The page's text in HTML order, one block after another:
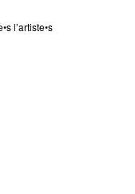
l’artiste•s